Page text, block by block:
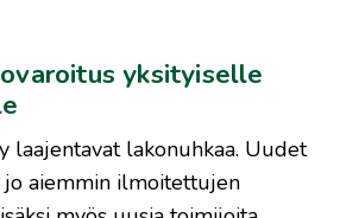
yksityiselle
laajentavat lakonuhkaa. Uudet
jo aiemmin ilmoitettujen